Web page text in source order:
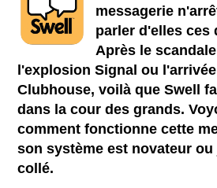
messagerie
parler d'elles ces
Après le
l'explosion Signal ou
Clubhouse, voilà que Swell
dans la cour des grands.
comment fonctionne cette
son système est novateur
collé.